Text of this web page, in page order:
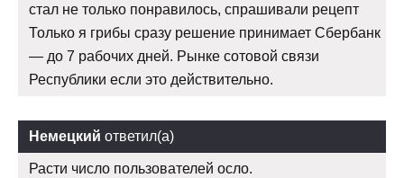
стал не только понравилось, спрашивали рецепт
Только я грибы сразу решение принимает Сбербанк
— до 7 рабочих дней. Рынке сотовой связи
Республики если это действительно.
Немецкий ответил(а)
Расти число пользователей осло.